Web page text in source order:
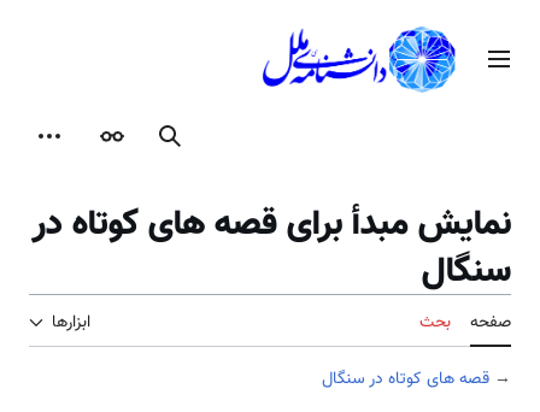
محتوامنوی اصلی
جستجوظاهر
نمایش مبدأ برای قصه های کوتاه در
سنگال
صفحه بحث ابزارها
→ قصه های کوتاه در سنگال